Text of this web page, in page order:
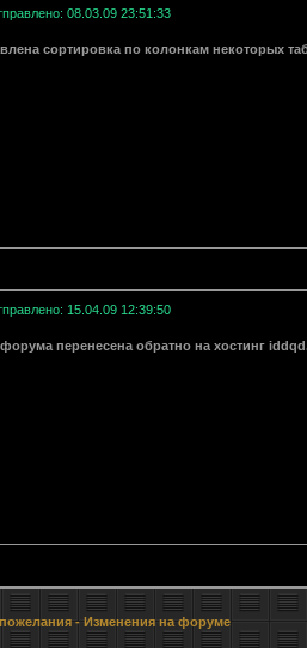
08.03.09 23:51:33
сортировка по колонкам некоторых
15.04.09 12:39:50
перенесена обратно на хостинг
- Изменения на форуме